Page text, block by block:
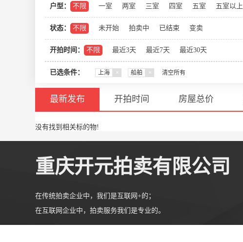
户型： 不限 一室 两室 三室 四室 五室 五室以上
状态： 不限 未开始 拍卖中 已结束 变卖
开拍时间： 不限 最近3天 最近7天 最近30天
已选条件： 上海 × 船舶 × 清空所有
最新发布 开拍时间 房屋总价
没有找到相关标的物!
重庆开元拍卖有限公司
在传统拍卖企业中，我们是互联网+的；
在互联网企业中，拍卖服务我们是专业的。